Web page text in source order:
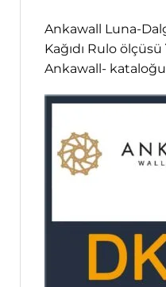
Ankawall Luna-
Kağıdı Rulo ölçüsü
Ankawall-